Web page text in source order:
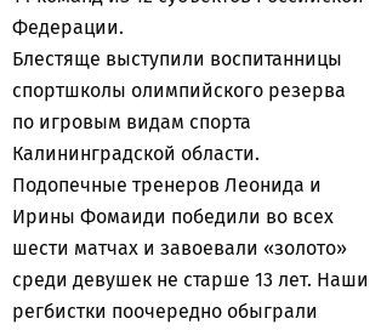
Федерации.
Блестяще выступили воспитанницы
спортшколы олимпийского резерва
по игровым видам спорта
Калининградской области.
Подопечные тренеров Леонида и
Ирины Фомаиди победили во всех
шести матчах и завоевали «золото»
среди девушек не старше 13 лет. Наши
регбистки поочередно обыграли